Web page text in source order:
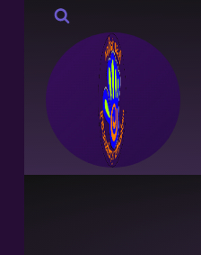
Aller
contenu